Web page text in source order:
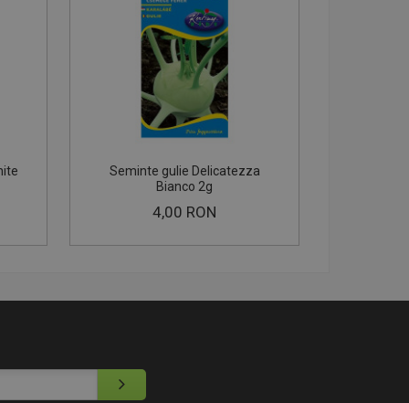
Seminte gulie Delicatezza
Bianco 2g
4,00 RON